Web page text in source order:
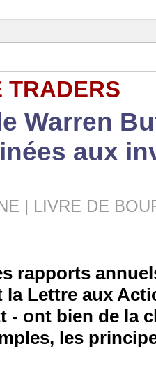
TRADERS
Warren
aux
| LIVRE DE
rapports
Lettre aux
- ont bien de la
les